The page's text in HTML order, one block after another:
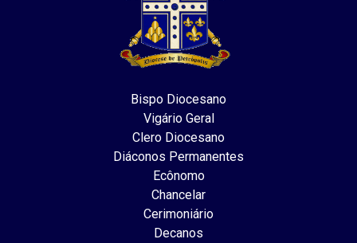
Bispo Diocesano
Vigário Geral
Clero Diocesano
Diáconos Permanentes
Ecônomo
Chancelar
Cerimoniário
Decanos